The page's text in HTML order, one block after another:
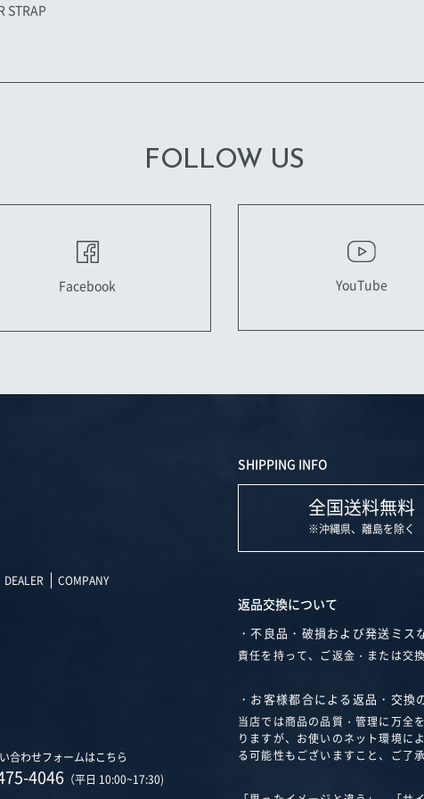
STRAP
FOLLOW US
Facebook YouTube
DEALER COMPANY
合わせフォームはこちら
4046（平日 10:00~17:30)
SHIPPING INFO
全国送料無料
※沖縄県、離島を除く
返品交換について
・不良品・破損および発送ミ
責任を持って、ご返金・または交
・お客様都合による返品・交換
当店では商品の品質・管理に万全
りますが、お使いのネット環境に
る可能性もございますこと、ご了